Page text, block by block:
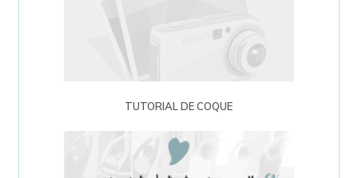
TUTORIAL DE COQUE